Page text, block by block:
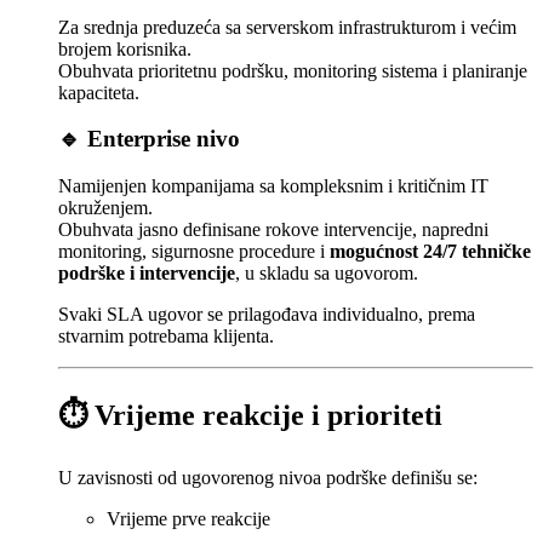
Za srednja preduzeća sa serverskom infrastrukturom i većim
brojem korisnika.
Obuhvata prioritetnu podršku, monitoring sistema i planiranje
kapaciteta.
🔹 Enterprise nivo
Namijenjen kompanijama sa kompleksnim i kritičnim IT
okruženjem.
Obuhvata jasno definisane rokove intervencije, napredni
monitoring, sigurnosne procedure i mogućnost 24/7 tehničke
podrške i intervencije, u skladu sa ugovorom.
Svaki SLA ugovor se prilagođava individualno, prema
stvarnim potrebama klijenta.
⏱ Vrijeme reakcije i prioriteti
U zavisnosti od ugovorenog nivoa podrške definišu se:
Vrijeme prve reakcije